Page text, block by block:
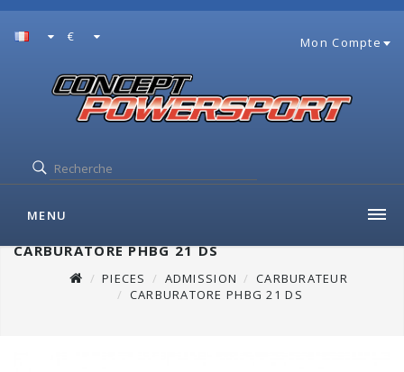
Mon Compte
€
MENU
CARBURATORE PHBG 21 DS
PIECES ADMISSION
CARBURATEUR
CARBURATORE PHBG 21 DS